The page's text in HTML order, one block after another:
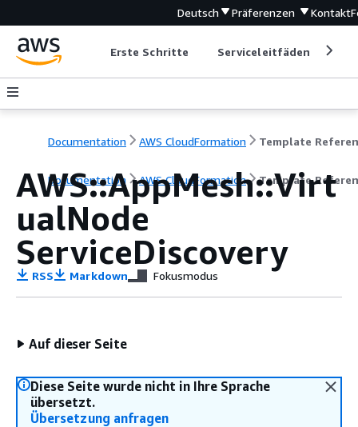
Deutsch Präferenzen Kontakt
Erste Schritte Serviceleitfäden
Documentation AWS CloudFormation Template
Documentation AWS CloudFormation Template
AWS::AppMesh::Virt
ualNode
ServiceDiscovery
RSS Markdown Fokusmodus
Auf dieser Seite
Diese Seite wurde nicht in Ihre Sprache
übersetzt.
Übersetzung anfragen